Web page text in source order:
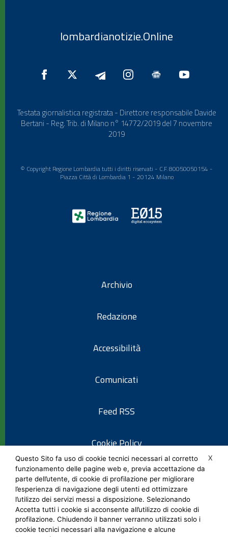
lombardianotizie.Online
Testata giornalistica registrata - Direttore responsabile Davide
Bertani - Reg. Trib. di Milano n° 14772/2019 del 7 novembre
2019
© Copyright Regione Lombardia tutti i diritti riservati - C.F. 80050050154 -
Piazza Città di Lombardia 1 - 20124 Milano
Archivio
Redazione
Accessibilità
Comunicati
Feed RSS
Cookie Policy
Informativa privacy
Note legali
X
Questo Sito fa uso di cookie tecnici necessari al corretto
funzionamento delle pagine web e, previa accettazione da
parte dell’utente, di cookie di profilazione per migliorare
l’esperienza di navigazione degli utenti ed ottimizzare
l’utilizzo dei servizi messi a disposizione. Selezionando
Accetta tutti i cookie si acconsente all’utilizzo di cookie di
profilazione. Chiudendo il banner verranno utilizzati solo i
cookie tecnici necessari alla navigazione e alcune